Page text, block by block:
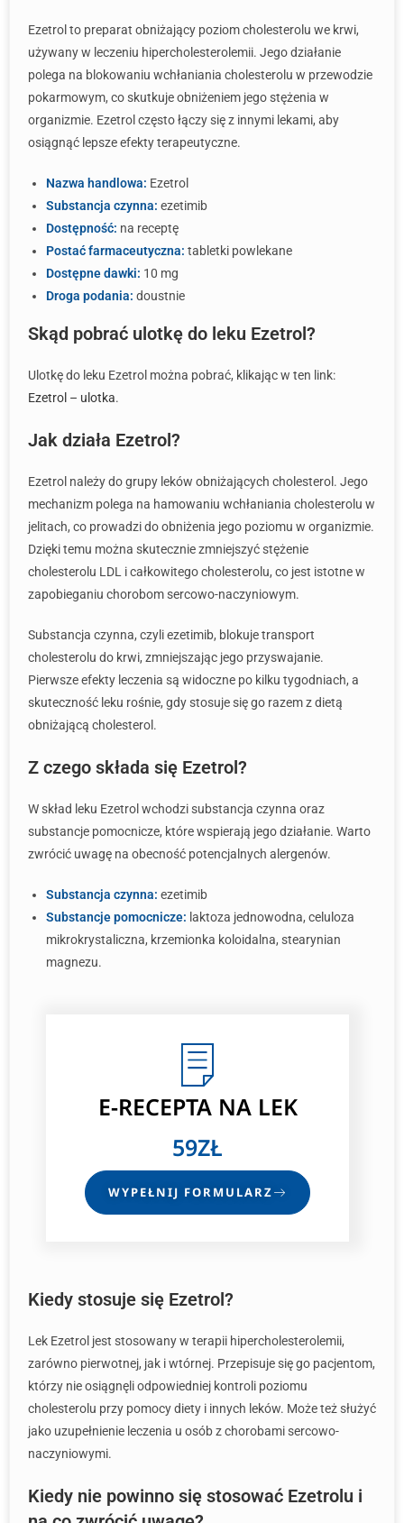
Ezetrol to preparat obniżający poziom cholesterolu we krwi,
używany w leczeniu hipercholesterolemii. Jego działanie
polega na blokowaniu wchłaniania cholesterolu w przewodzie
pokarmowym, co skutkuje obniżeniem jego stężenia w
organizmie. Ezetrol często łączy się z innymi lekami, aby
osiągnąć lepsze efekty terapeutyczne.
Nazwa handlowa: Ezetrol
Substancja czynna: ezetimib
Dostępność: na receptę
Postać farmaceutyczna: tabletki powlekane
Dostępne dawki: 10 mg
Droga podania: doustnie
Skąd pobrać ulotkę do leku Ezetrol?
Ulotkę do leku Ezetrol można pobrać, klikając w ten link:
Ezetrol – ulotka.
Jak działa Ezetrol?
Ezetrol należy do grupy leków obniżających cholesterol. Jego
mechanizm polega na hamowaniu wchłaniania cholesterolu w
jelitach, co prowadzi do obniżenia jego poziomu w organizmie.
Dzięki temu można skutecznie zmniejszyć stężenie
cholesterolu LDL i całkowitego cholesterolu, co jest istotne w
zapobieganiu chorobom sercowo-naczyniowym.
Substancja czynna, czyli ezetimib, blokuje transport
cholesterolu do krwi, zmniejszając jego przyswajanie.
Pierwsze efekty leczenia są widoczne po kilku tygodniach, a
skuteczność leku rośnie, gdy stosuje się go razem z dietą
obniżającą cholesterol.
Z czego składa się Ezetrol?
W skład leku Ezetrol wchodzi substancja czynna oraz
substancje pomocnicze, które wspierają jego działanie. Warto
zwrócić uwagę na obecność potencjalnych alergenów.
Substancja czynna: ezetimib
Substancje pomocnicze: laktoza jednowodna, celuloza
mikrokrystaliczna, krzemionka koloidalna, stearynian
magnezu.
E-RECEPTANA LEK
59ZŁ
WYPEŁNIJ FORMULARZ
Kiedy stosuje się Ezetrol?
Lek Ezetrol jest stosowany w terapii hipercholesterolemii,
zarówno pierwotnej, jak i wtórnej. Przepisuje się go pacjentom,
którzy nie osiągnęli odpowiedniej kontroli poziomu
cholesterolu przy pomocy diety i innych leków. Może też służyć
jako uzupełnienie leczenia u osób z chorobami sercowo-
naczyniowymi.
Kiedy nie powinno się stosować Ezetrolu i